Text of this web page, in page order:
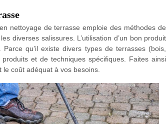
nettoyage de terrasse emploie des méthodes de
diverses salissures. L’utilisation d’un bon produit
qu’il existe divers types de terrasses (bois,
et de techniques spécifiques. Faites ainsi
coût adéquat à vos besoins.